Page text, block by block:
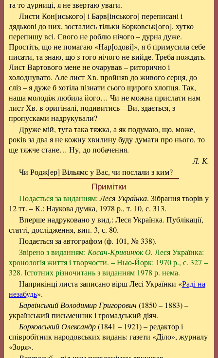
та то дурниці, я не звертаю уваги.
Листи Кон[иського] і Барв[інського] переписані і
дядькові до них, зостались тільки Борковськ[ого], хутко
перепишу всі. Свого не роблю нічого – дурна дуже.
Простіть, що не помагаю «Нар[одові]», я б примусила себе
писати, та знаю, що з того нічого не вийде. Треба пождать.
Лист Вартового мене не очарував – риторично і
холоднувато. Але лист Хв. пройняв до живого серця, до
сліз – я дуже б хотіла пізнати сього щирого хлопця. Так,
наша молодіж любила його… Чи не можна прислати нам
лист Хв. в оригіналі, подивитись – Ви, здається, з
пропусками надрукували?
Друже мій, туга така тяжка, а як подумаю, що, може,
років за два я не кожну хвилину буду думати про нього, то
ще тяжче стане… Ну, до побачення.
Л. К.
Чи Родж[ер] Вільямс у Вас, чи послали з ким?
Примітки
Подається за виданням:Леся Українка. Зібрання творів у
12 тт. – К.: Наукова думка, 1978 р., т. 10, с. 313.
Вперше надруковано у вид.: Леся Українка. Публікації,
статті, дослідження, вип. 3, с. 80.
Подається за автографом (ф. 101, № 338).
Звірено з виданням: Косач-Кривинюк О. Леся Українка:
хронологія життя і творчости. – Нью-Йорк: 1970 р., с. 327 –
328. Істотних різночитань з виданням 1978 р. нема.
Наприкінці листа записано вірш Лесі Українки «Раді на
незабудь».
Барвінський Володимир Григорович (1850 – 1883) –
український письменник і громадський діяч.
Борковський Олександр(1841 – 1921) – редактор і
співробітник народовських видань: газети «Діло», журналу
«Зоря».